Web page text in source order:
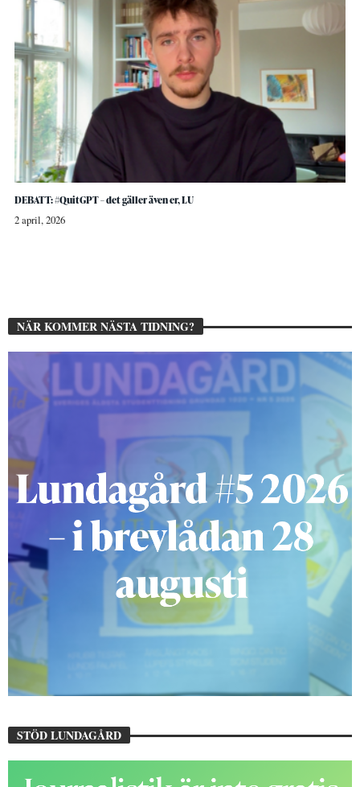
DEBATT: #QuitGPT – det gäller även er, LU
2 april, 2026
NÄR KOMMER NÄSTA TIDNING?
STÖD LUNDAGÅRD